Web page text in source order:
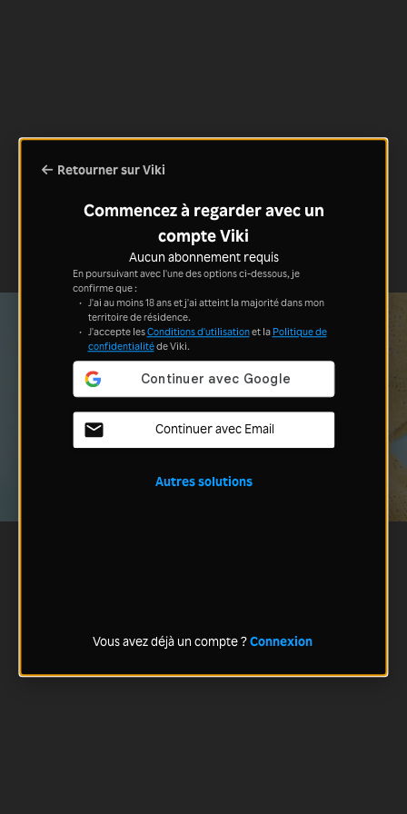
Retourner sur Viki
Commencez à regarder avec un
compte Viki
Aucun abonnement requis
En poursuivant avec l'une des options ci-dessous, je
confirme que :
J'ai au moins 18 ans et j'ai atteint la majorité dans mon
territoire de résidence.
J'accepte lesConditions d'utilisationet la Politique de
confidentialitéde Viki.
Continuer avec Email
Autres solutions
Vous avez déjà un compte ?Connexion